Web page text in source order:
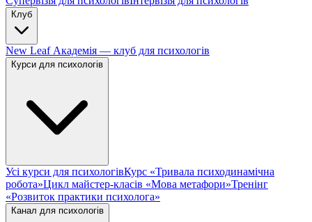
Клуб
New Leaf Академія — клуб для психологів
Курси для психологів
Усі курси для психологівКурс «Тривала психодинамічна
робота»Цикл майстер-класів «Мова метафори»Тренінг
«Розвиток практики психолога»
Канал для психологів